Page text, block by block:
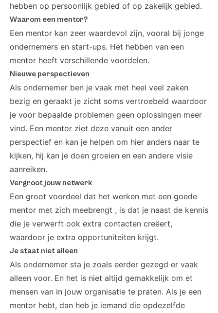
hebben op persoonlijk gebied of op zakelijk gebied.
Waarom een mentor?
Een mentor kan zeer waardevol zijn, vooral bij jonge
ondernemers en start-ups. Het hebben van een
mentor heeft verschillende voordelen.
Nieuwe perspectieven
Als ondernemer ben je vaak met heel veel zaken
bezig en geraakt je zicht soms vertroebeld waardoor
je voor bepaalde problemen geen oplossingen meer
vind. Een mentor ziet deze vanuit een ander
perspectief en kan je helpen om hier anders naar te
kijken, hij kan je doen groeien en een andere visie
aanreiken.
Vergroot jouw netwerk
Een groot voordeel dat het werken met een goede
mentor met zich meebrengt , is dat je naast de kennis
die je verwerft ook extra contacten creëert,
waardoor je extra opportuniteiten krijgt.
Je staat niet alleen
Als ondernemer sta je zoals eerder gezegd er vaak
alleen voor. En het is niet altijd gemakkelijk om et
mensen van in jouw organisatie te praten. Als je een
mentor hebt, dan heb je iemand die opdezelfde